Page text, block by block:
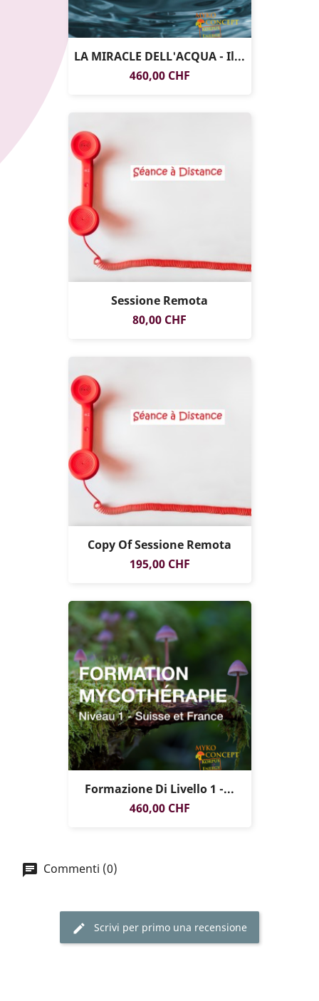
LA MIRACLE DELL'ACQUA - Il...
Prezzo
460,00 CHF
Sessione Remota
Prezzo
80,00 CHF
Copy Of Sessione Remota
Prezzo
195,00 CHF
Formazione Di Livello 1 -...
Prezzo
460,00 CHF
Commenti (0)
Scrivi per primo una recensione